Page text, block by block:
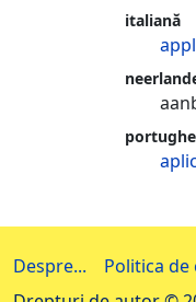
italiană
Despre... Politica